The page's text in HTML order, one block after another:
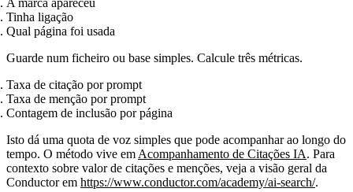
Tinha ligação
Qual página foi usada
Guarde num ficheiro ou base simples. Calcule três métricas.
Taxa de citação por prompt
Taxa de menção por prompt
Contagem de inclusão por página
Isto dá uma quota de voz simples que pode acompanhar ao longo do
tempo. O método vive em Acompanhamento de Citações IA. Para
contexto sobre valor de citações e menções, veja a visão geral da
Conductor em https://www.conductor.com/academy/ai-search/.